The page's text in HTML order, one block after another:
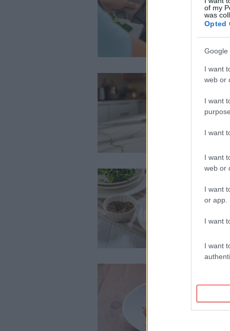
of my
was
Opted
Google
I want
web or
I want
I want
I want
web or
I want
or app.
I want
I want